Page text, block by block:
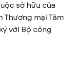
sở hữu của
mại Tâm
với Bộ công